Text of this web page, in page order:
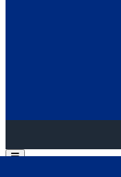
Open main menu